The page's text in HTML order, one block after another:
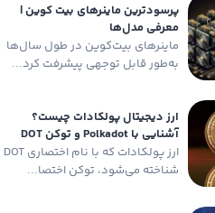
پرسودترین ماینرهای بیت‌ کوین |
معرفی مدل‌ها
ماینرهای بیت‌کوین در طول سال‌ها
به‌طور قابل توجهی پیشرفت کرد...
ارز دیجیتال پولکادات چیست؟
آشنایی با Polkadot و توکن DOT
ارز پولکادات که با نام اختصاری DOT
شناخته می‌شود، توکن اختصا...